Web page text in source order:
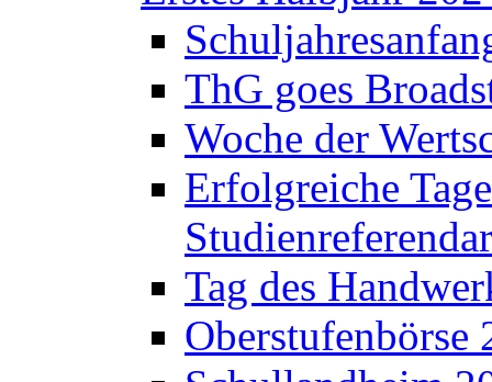
ThG goes
Woche der
Erfolgreiche
Tag des
Oberstufenbörse